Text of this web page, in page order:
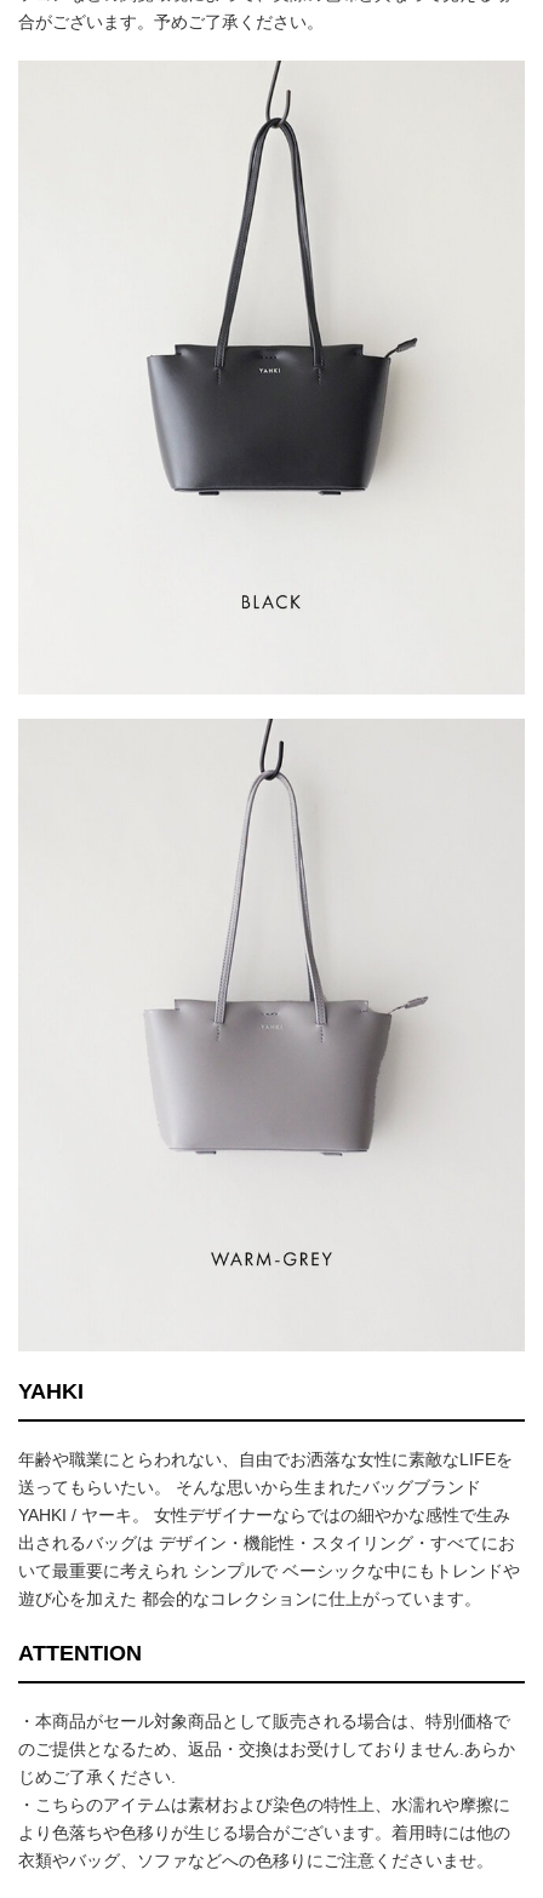
合がございます。予めご了承ください。
YAHKI
年齢や職業にとらわれない、自由でお洒落な女性に素敵なLIFEを
送ってもらいたい。 そんな思いから生まれたバッグブランド
YAHKI / ヤーキ。 女性デザイナーならではの細やかな感性で生み
出されるバッグは デザイン・機能性・スタイリング・すべてにお
いて最重要に考えられ シンプルで ベーシックな中にもトレンドや
遊び心を加えた 都会的なコレクションに仕上がっています。
ATTENTION
・本商品がセール対象商品として販売される場合は、特別価格で
のご提供となるため、返品・交換はお受けしておりません.あらか
じめご了承ください.
・こちらのアイテムは素材および染色の特性上、水濡れや摩擦に
より色落ちや色移りが生じる場合がございます。着用時には他の
衣類やバッグ、ソファなどへの色移りにご注意くださいませ。